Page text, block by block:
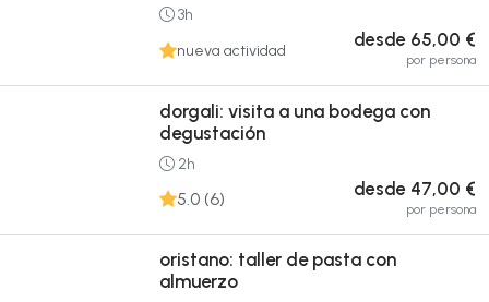
3h
nueva actividad
desde 65,00 €
por persona
dorgali: visita a una bodega con
degustación
2h
5.0 (6) desde 47,00 €
por persona
oristano: taller de pasta con
almuerzo